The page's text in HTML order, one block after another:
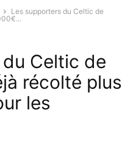
Les supporters du Celtic de
Celtic de
récolté plus
les